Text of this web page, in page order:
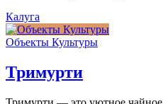
Калуга
Объекты Культуры
Тримурти